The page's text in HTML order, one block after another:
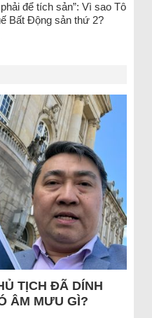
để tích sản”: Vì sao Tô
Bất Động sản thứ 2?
TỊCH ĐÃ DÍNH
ÂM MƯU GÌ?